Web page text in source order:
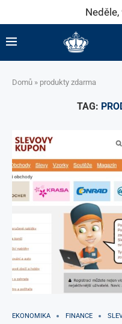
Domů » produkty zdarma
TAG:
EKONOMIKA FINANCE